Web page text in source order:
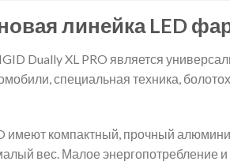
линейка LED
Dually XL PRO является
специальная техника,
имеют компактный, прочный
вес. Малое энергопотребление